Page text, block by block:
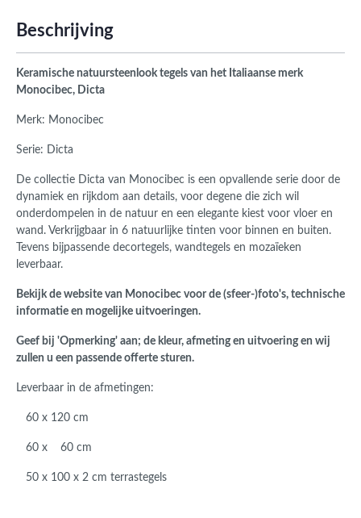
Beschrijving
Keramische natuursteenlook tegels van het Italiaanse merk
Monocibec, Dicta
Merk: Monocibec
Serie: Dicta
De collectie ‎Dicta van Monocibec is een opvallende serie door de
dynamiek en rijkdom aan details, voor degene die zich wil
onderdompelen in de natuur en een elegante kiest voor vloer en
wand. Verkrijgbaar in 6 natuurlijke tinten voor binnen en buiten.
Tevens bijpassende decortegels, wandtegels en mozaïeken
leverbaar.
Bekijk de website van Monocibec voor de (sfeer-)foto's, technische
informatie en mogelijke uitvoeringen.
Geef bij 'Opmerking' aan; de kleur, afmeting en uitvoering en wij
zullen u een passende offerte sturen.
Leverbaar in de afmetingen:
60 x 120 cm
60 x 60 cm
50 x 100 x 2 cm terrastegels